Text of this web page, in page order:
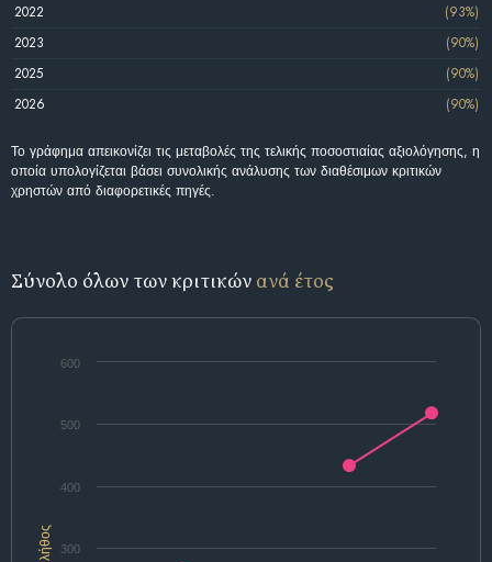
2022
(93%)
2023
(90%)
2025
(90%)
2026
(90%)
Το γράφημα απεικονίζει τις μεταβολές της τελικής ποσοστιαίας αξιολόγησης, η
οποία υπολογίζεται βάσει συνολικής ανάλυσης των διαθέσιμων κριτικών
χρηστών από διαφορετικές πηγές.
Σύνολο όλων των κριτικών ανά έτος
Πλήθος 300
400
500
600